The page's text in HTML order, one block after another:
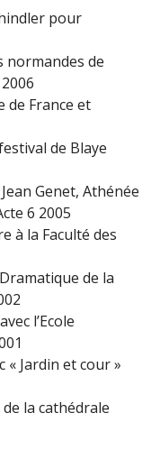
pour
normandes de
de France et
de Blaye
Genet, Athénée
6 2005
à la Faculté des
de la
l’Ecole
Jardin et cour »
la cathédrale